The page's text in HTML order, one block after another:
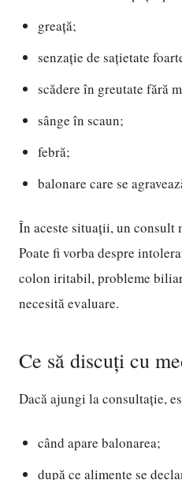
greață;
senzație de sațietate
scădere în greutate fără
sânge în scaun;
febră;
balonare care se
În aceste situații, un consult
Poate fi vorba despre
colon iritabil, probleme
necesită evaluare.
Ce să discuți cu
Dacă ajungi la consultație,
când apare balonarea;
după ce alimente se